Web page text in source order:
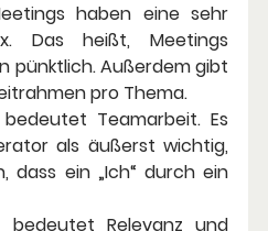
haben eine sehr
Das heißt, Meetings
pünktlich. Außerdem gibt
pro Thema.
Teamarbeit. Es
als äußerst wichtig,
dass ein „Ich“ durch ein
bedeutet Relevanz und